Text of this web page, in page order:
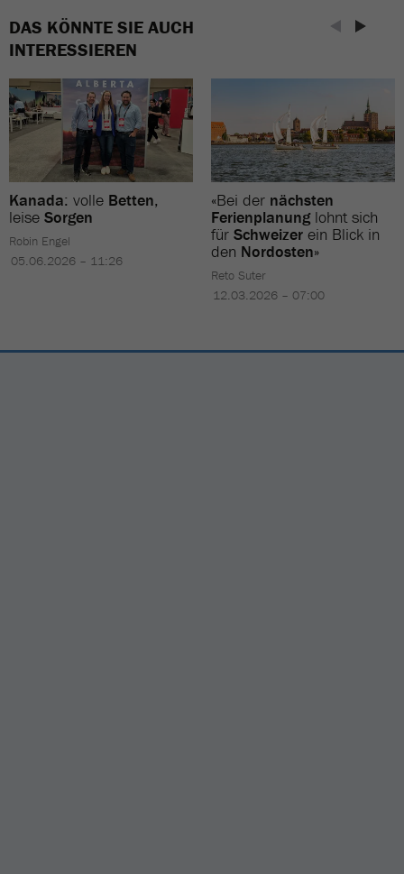
DAS KÖNNTE SIE AUCH
INTERESSIEREN
Kanada: volle Betten,
leise Sorgen
Robin Engel
05.06.2026 – 11:26
«Bei der nächsten
Ferienplanunglohnt sich
für Schweizer ein Blick in
den Nordosten»
Reto Suter
12.03.2026 – 07:00